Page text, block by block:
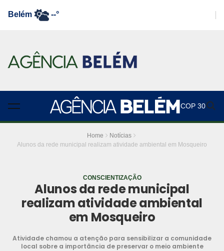
Belém --°
COP 30
Home
Notícias
Alunos da rede municipal realizam atividade ambiental em Mosqueiro
CONSCIENTIZAÇÃO
Alunos da rede municipal
realizam atividade ambiental
em Mosqueiro
Atividade chamou a atenção para sensibilizar a comunidade
local sobre a importância de preservar o meio ambiente